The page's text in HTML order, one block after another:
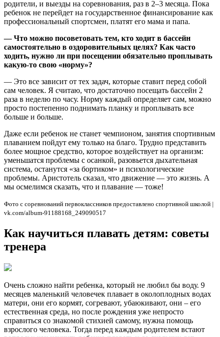
родители, и выезды на соревнования, раз в 2–3 месяца. Пока
ребенок не перейдет на государственное финансирование как
профессиональный спортсмен, платят его мама и папа.
— Что можно посоветовать тем, кто ходит в бассейн
самостоятельно в оздоровительных целях? Как часто
ходить, нужно ли при посещении обязательно проплывать
какую-то свою «норму»?
— Это все зависит от тех задач, которые ставит перед собой
сам человек. Я считаю, что достаточно посещать бассейн 2
раза в неделю по часу. Норму каждый определяет сам, можно
просто постепенно поднимать планку и проплывать все
больше и больше.
Даже если ребенок не станет чемпионом, занятия спортивным
плаванием пойдут ему только на благо. Трудно представить
более мощное средство, которое воздействует на организм:
уменьшатся проблемы с осанкой, разовьется дыхательная
система, останутся «за бортиком» и психологические
проблемы. Аристотель сказал, что движение — это жизнь. А
мы осмелимся сказать, что и плавание — тоже!
Фото с соревнований первоклассников предоставлено спортивной школой |
vk.com/album-91188168_249090517
Как научиться плавать детям: советы
тренера
Очень сложно найти ребенка, который не любил бы воду. 9
месяцев маленький человечек плавает в околоплодных водах
матери, они его кормят, согревают, убаюкивают, они – его
естественная среда, но после рождения уже непросто
справиться со знакомой стихией самому, нужна помощь
взрослого человека. Тогда перед каждым родителем встают